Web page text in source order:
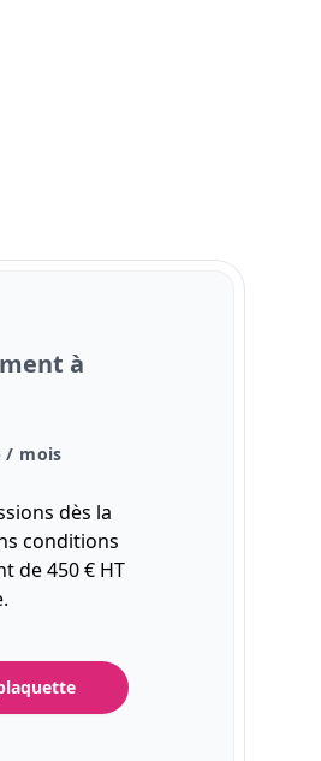
à
/ mois
dès la
conditions
de 450 € HT